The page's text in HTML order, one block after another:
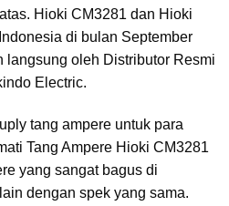
Hioki CM3281 dan Hioki
di bulan September
langsung oleh Distributor Resmi
Electric.
tang ampere untuk para
Tang Ampere Hioki CM3281
yang sangat bagus di
dengan spek yang sama.